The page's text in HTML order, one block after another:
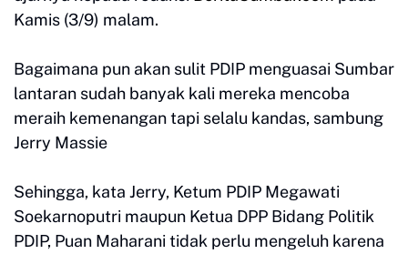
Kamis (3/9) malam.
Bagaimana pun akan sulit PDIP menguasai Sumbar
lantaran sudah banyak kali mereka mencoba
meraih kemenangan tapi selalu kandas, sambung
Jerry Massie
Sehingga, kata Jerry, Ketum PDIP Megawati
Soekarnoputri maupun Ketua DPP Bidang Politik
PDIP, Puan Maharani tidak perlu mengeluh karena